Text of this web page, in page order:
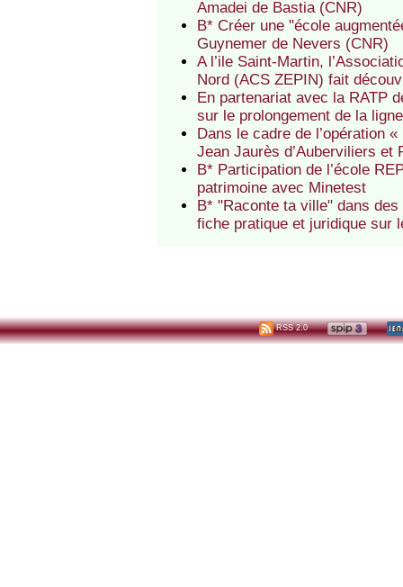
Amadei de Bastia (CNR)
B* Créer une "école
Guynemer de Nevers (CNR)
A l’ile Saint-Martin,
Nord (ACS ZEPIN) fait
En partenariat avec la RATP
sur le prolongement de la
Dans le cadre de l’opération
Jean Jaurès d’Auberviliers
B* Participation de l’école
patrimoine avec Minetest
B* "Raconte ta ville" dans
fiche pratique et juridique sur
RSS 2.0